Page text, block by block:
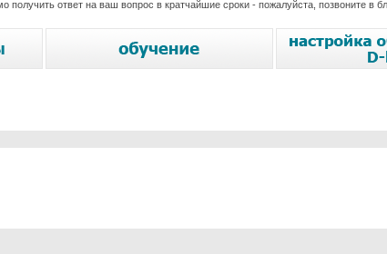
ответ на ваш вопрос в кратчайшие сроки - пожалуйста, позвоните в